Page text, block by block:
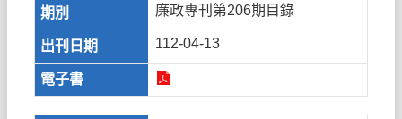
廉政專刊第206期目錄
112-04-13